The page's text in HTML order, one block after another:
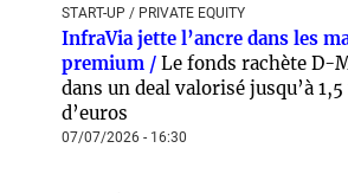
START-UP / PRIVATE EQUITY
InfraVia jette l’ancre dans les
premium / Le fonds rachète D-
dans un deal valorisé jusqu’à
d’euros
07/07/2026 - 16:30